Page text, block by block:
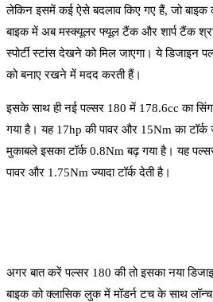
लेकिन इसमें कई ऐसे बदलाव किए गए हैं, जो
बाइक में अब मस्क्यूलर फ्यूल टैंक और शार्प टैंक
स्पोर्टी स्टांस देखने को मिल जाएगा। ये
को बनाए रखने में मदद करती हैं।
इसके साथ ही नई पल्सर 180 में 178.6cc का
गया है। यह 17hp की पावर और 15Nm का
मुकाबले इसका टॉर्क 0.8Nm बढ़ गया है। यह
पावर और 1.75Nm ज्यादा टॉर्क देती है।
अगर बात करें पल्सर 180 की तो इसका नया
बाइक को क्लासिक लुक में मॉडर्न टच के साथ